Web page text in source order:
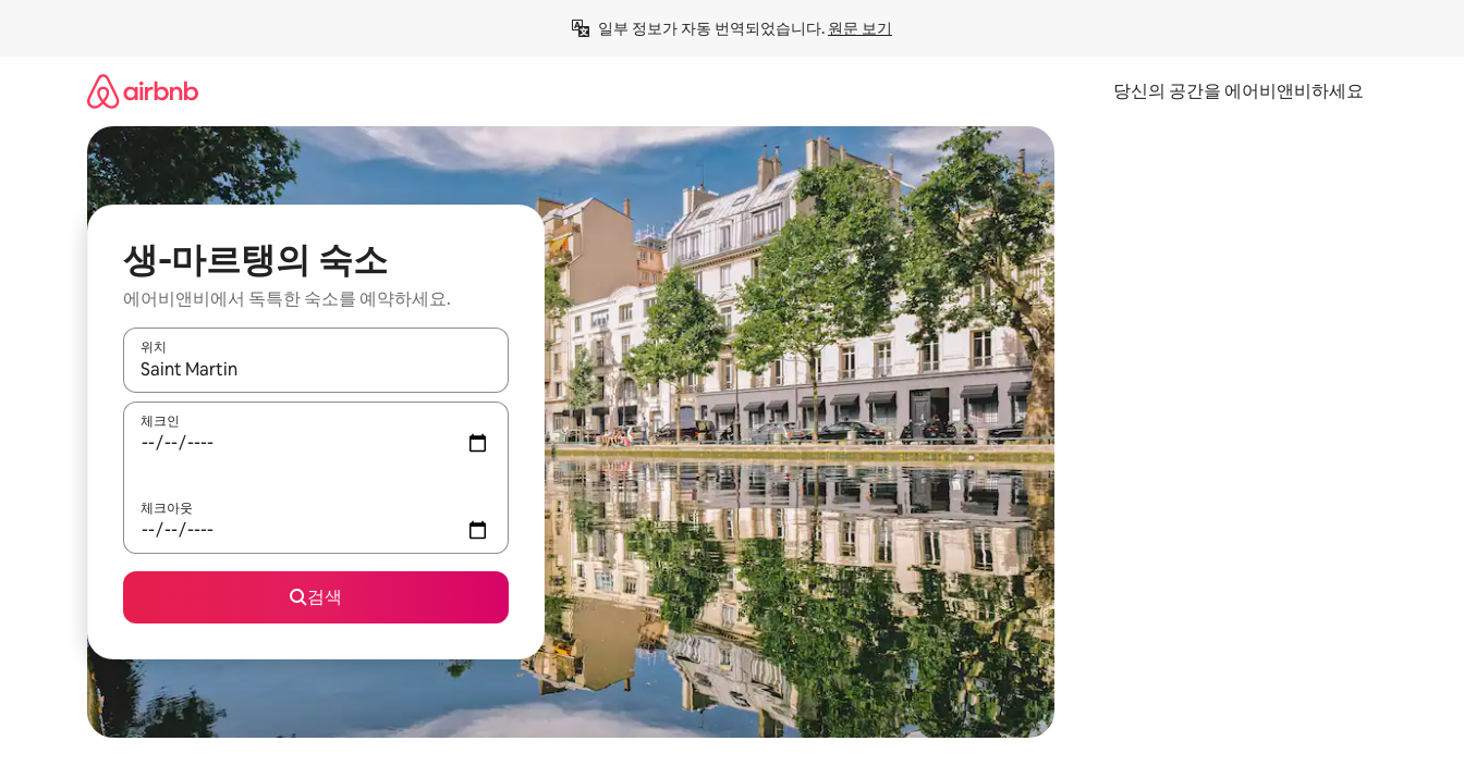
일부 정보가 자동 번역되었습니다. 원문 보기
당신의 공간을 에어비앤비하세요
생-마르탱의 숙소
에어비앤비에서 독특한 숙소를 예약하세요.
위치
결과가 나오면 위·아래 화살표 키를 사용하거나 터치 또는 스와이프 동작으로 탐색하세요.
체크인
체크아웃
검색